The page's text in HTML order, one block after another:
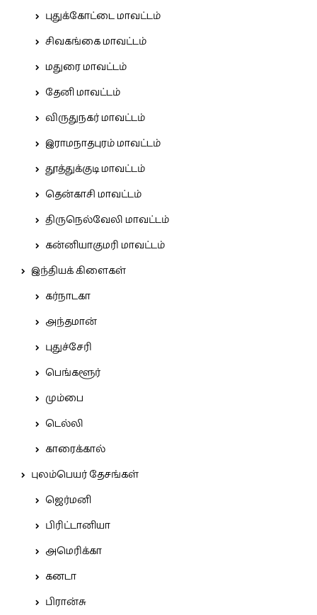
புதுக்கோட்டை மாவட்டம்
சிவகங்கை மாவட்டம்
மதுரை மாவட்டம்
தேனி மாவட்டம்
விருதுநகர் மாவட்டம்
இராமநாதபுரம் மாவட்டம்
தூத்துக்குடி மாவட்டம்
தென்காசி மாவட்டம்
திருநெல்வேலி மாவட்டம்
கன்னியாகுமரி மாவட்டம்
இந்தியக் கிளைகள்
கர்நாடகா
அந்தமான்
புதுச்சேரி
பெங்களூர்
மும்பை
டெல்லி
காரைக்கால்
புலம்பெயர் தேசங்கள்
ஜெர்மனி
பிரிட்டானியா
அமெரிக்கா
கனடா
பிரான்சு